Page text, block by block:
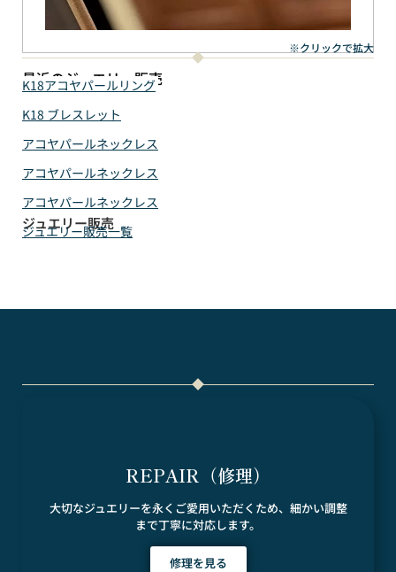
※クリックで拡大
最近のジュエリー販売
K18アコヤパールリング
K18 ブレスレット
アコヤパールネックレス
アコヤパールネックレス
アコヤパールネックレス
ジュエリー販売
ジュエリー販売一覧
REPAIR（修理）
大切なジュエリーを永くご愛用いただくため、細かい調整
まで丁寧に対応します。
修理を見る